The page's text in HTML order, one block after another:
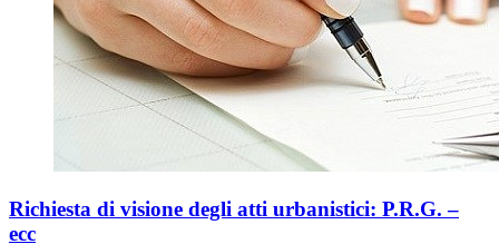
Richiesta di visione degli atti urbanistici: P.R.G. –
ecc